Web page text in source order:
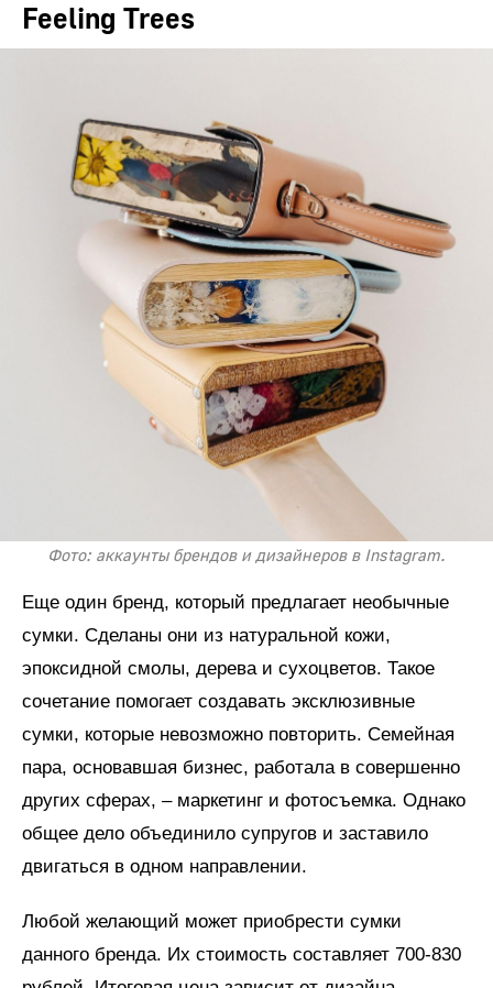
Feeling Trees
Фото: аккаунты брендов и дизайнеров в Instagram.
Еще один бренд, который предлагает необычные
сумки. Сделаны они из натуральной кожи,
эпоксидной смолы, дерева и сухоцветов. Такое
сочетание помогает создавать эксклюзивные
сумки, которые невозможно повторить. Семейная
пара, основавшая бизнес, работала в совершенно
других сферах, – маркетинг и фотосъемка. Однако
общее дело объединило супругов и заставило
двигаться в одном направлении.
Любой желающий может приобрести сумки
данного бренда. Их стоимость составляет 700-830